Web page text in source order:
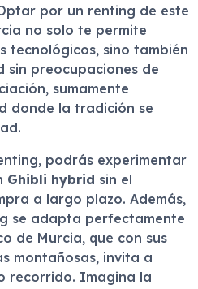
por un renting de este
no solo te permite
tecnológicos, sino también
sin preocupaciones de
sumamente
donde la tradición se
podrás experimentar
Ghibli hybrid sin el
a largo plazo. Además,
se adapta perfectamente
de Murcia, que con sus
montañosas, invita a
recorrido. Imagina la